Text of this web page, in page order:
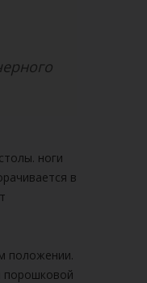
ноги
в
положении.
порошковой